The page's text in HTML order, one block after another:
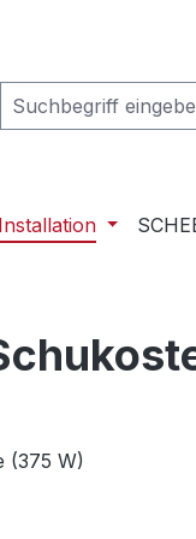
Installation